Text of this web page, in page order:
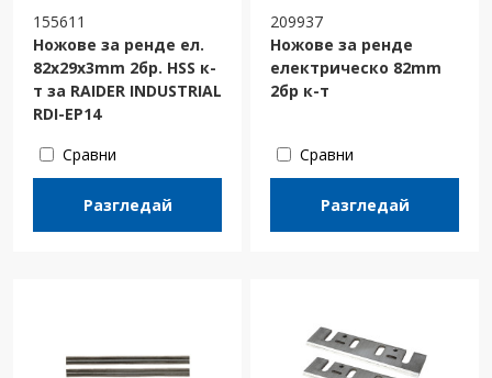
155611
Ножове за ренде ел.
82x29x3mm 2бр. HSS к-
т за RAIDER INDUSTRIAL
RDI-EP14
Сравни
Разгледай
209937
Ножове за ренде
електрическо 82mm
2бр к-т
Сравни
Разгледай